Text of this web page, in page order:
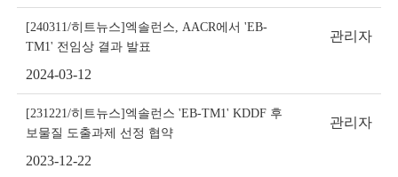
[240311/히트뉴스]엑솔런스, AACR에서 'EB-
TM1' 전임상 결과 발표
관리자
2024-03-12
[231221/히트뉴스]엑솔런스 'EB-TM1' KDDF 후
보물질 도출과제 선정 협약
관리자
2023-12-22